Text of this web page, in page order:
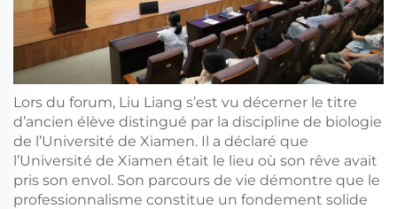
Lors du forum, Liu Liang s’est vu décerner le titre
d’ancien élève distingué par la discipline de biologie
de l’Université de Xiamen. Il a déclaré que
l’Université de Xiamen était le lieu où son rêve avait
pris son envol. Son parcours de vie démontre que le
professionnalisme constitue un fondement solide